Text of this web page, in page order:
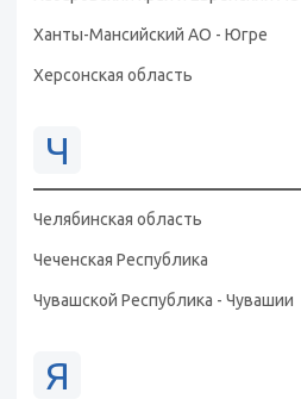
Ханты-Мансийский АО - Югре
Херсонская область
Ч
Челябинская область
Чеченская Республика
Чувашской Республика - Чувашии
Я